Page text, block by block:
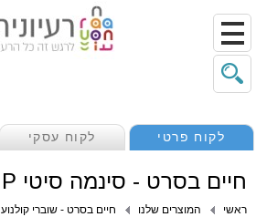
לקוח פרטי לקוח עסקי
חיים בסרט - סינמה סיטי VIP לזוג
ראשי המוצרים שלנו חיים בסרט - שוברי קולנוע